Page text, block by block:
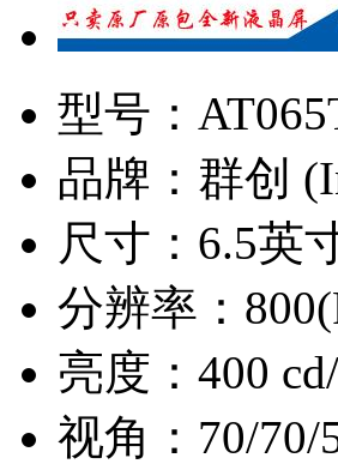
型号：
品牌： 群创
尺寸： 6.5英
分辨率：
亮度： 400
视角： 70/70/